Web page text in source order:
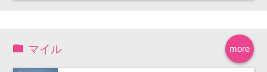
more
マイル